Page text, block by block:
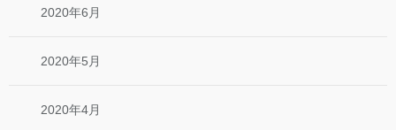
2020年6月
2020年5月
2020年4月